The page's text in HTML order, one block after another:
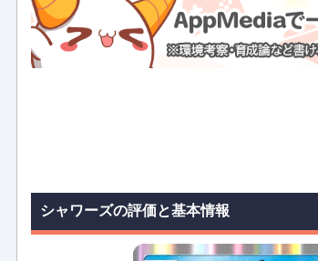
シャワーズの評価と基本情報